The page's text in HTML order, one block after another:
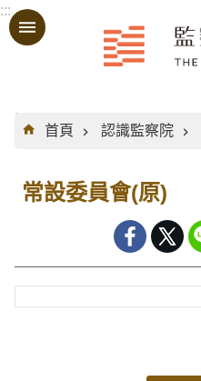
跳到主要內容區塊
:::
:::
首頁
認識監察院
常設委員會(原)